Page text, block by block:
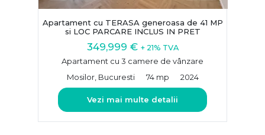
Apartament cu TERASA generoasa de 41 MP
si LOC PARCARE INCLUS IN PRET
349,999 € + 21% TVA
Apartament cu 3 camere de vânzare
Mosilor, Bucuresti
74 mp 2024
Vezi mai multe detalii